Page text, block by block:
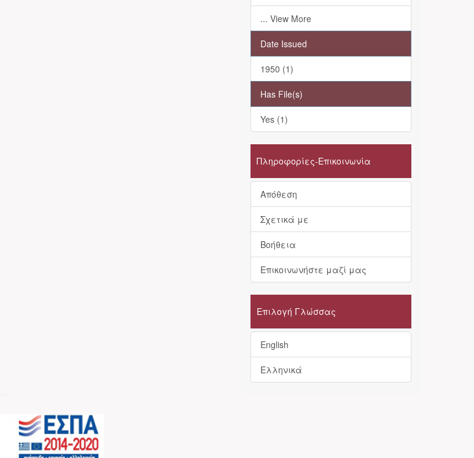
... View More
Date Issued
1950 (1)
Has File(s)
Yes (1)
Πληροφορίες-Επικοινωνία
Απόθεση
Σχετικά με
Βοήθεια
Επικοινωνήστε μαζί μας
Επιλογή Γλώσσας
English
Ελληνικά